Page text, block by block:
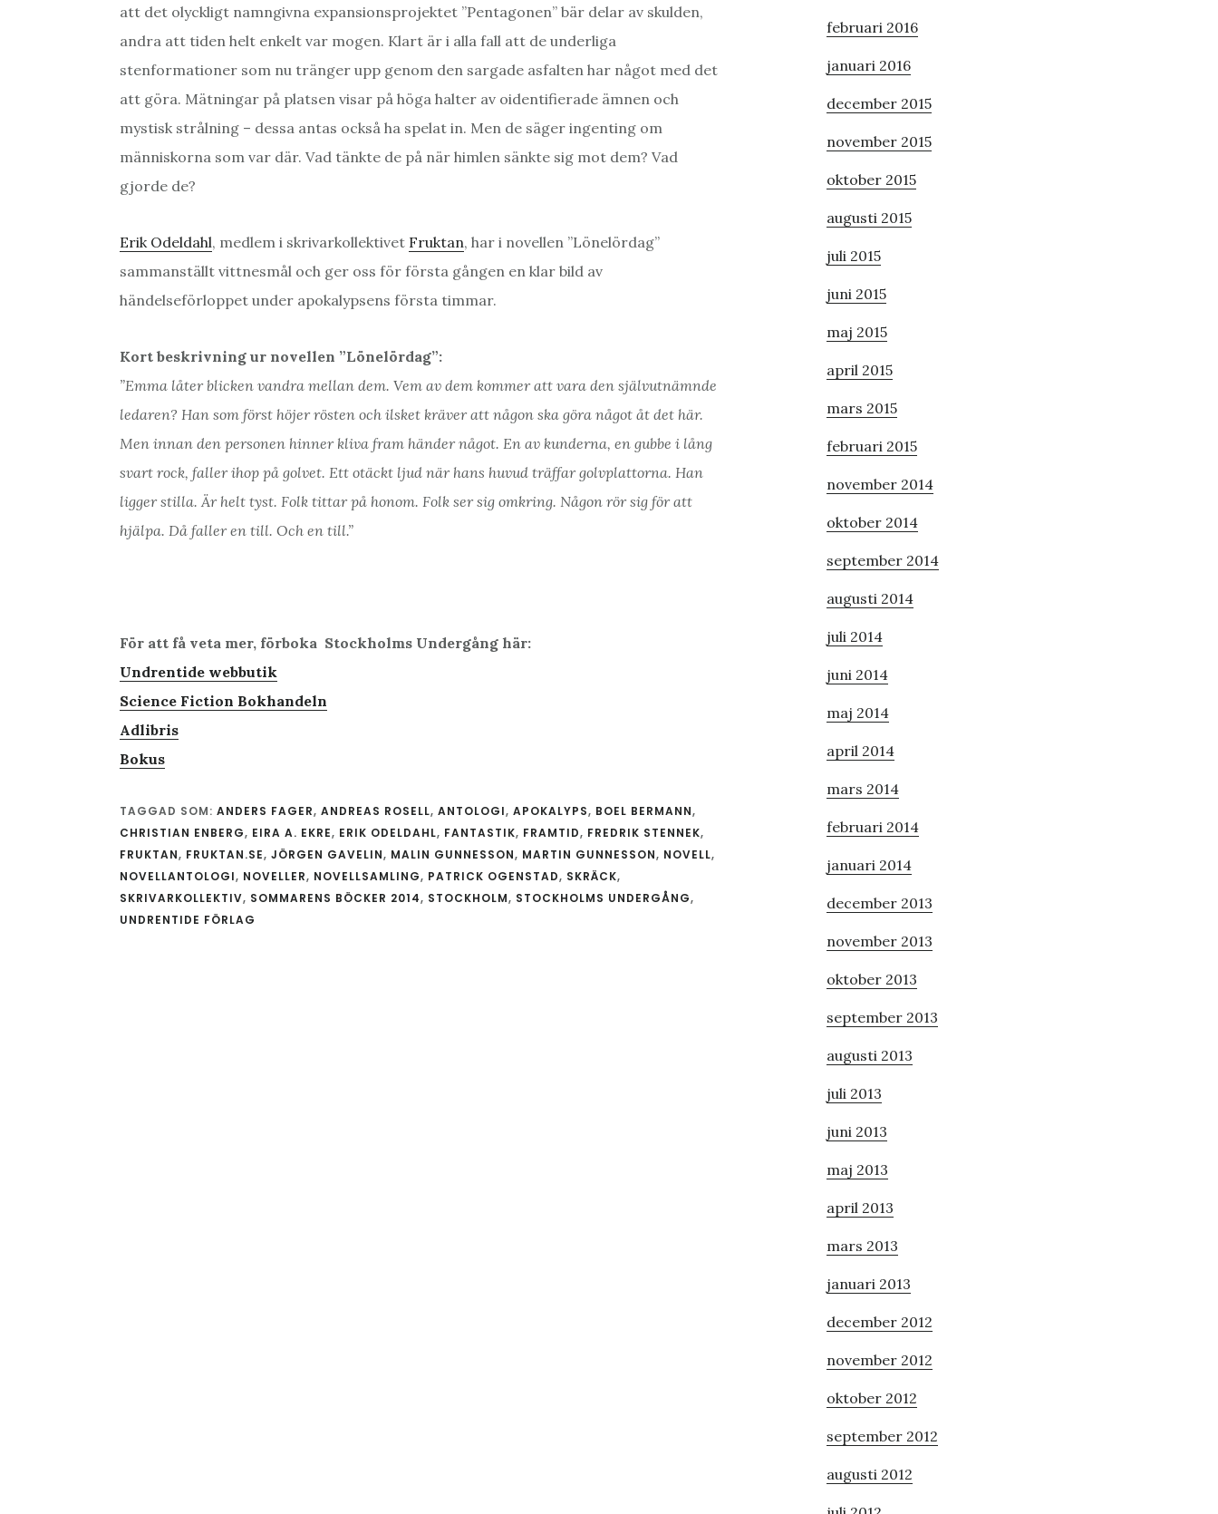
att det olyckligt namngivna expansionsprojektet ”Pentagonen” bär delar av skulden,
andra att tiden helt enkelt var mogen. Klart är i alla fall att de underliga
stenformationer som nu tränger upp genom den sargade asfalten har något med det
att göra. Mätningar på platsen visar på höga halter av oidentifierade ämnen och
mystisk strålning – dessa antas också ha spelat in. Men de säger ingenting om
människorna som var där. Vad tänkte de på när himlen sänkte sig mot dem? Vad
gjorde de?
Erik Odeldahl, medlem i skrivarkollektivet Fruktan, har i novellen ”Lönelördag”
sammanställt vittnesmål och ger oss för första gången en klar bild av
händelseförloppet under apokalypsens första timmar.
Kort beskrivning ur novellen ”Lönelördag”:
”Emma låter blicken vandra mellan dem. Vem av dem kommer att vara den självutnämnde
ledaren? Han som först höjer rösten och ilsket kräver att någon ska göra något åt det här.
Men innan den personen hinner kliva fram händer något. En av kunderna, en gubbe i lång
svart rock, faller ihop på golvet. Ett otäckt ljud när hans huvud träffar golvplattorna. Han
ligger stilla. Är helt tyst. Folk tittar på honom. Folk ser sig omkring. Någon rör sig för att
hjälpa. Då faller en till. Och en till.”
För att få veta mer, förboka Stockholms Undergång här:
Undrentide webbutik
Science Fiction Bokhandeln
Adlibris
Bokus
TAGGAD SOM: ANDERS FAGER, ANDREAS ROSELL, ANTOLOGI, APOKALYPS, BOEL BERMANN,
CHRISTIAN ENBERG, EIRA A. EKRE, ERIK ODELDAHL, FANTASTIK, FRAMTID, FREDRIK STENNEK,
FRUKTAN, FRUKTAN.SE, JÖRGEN GAVELIN, MALIN GUNNESSON, MARTIN GUNNESSON, NOVELL,
NOVELLANTOLOGI, NOVELLER, NOVELLSAMLING, PATRICK OGENSTAD, SKRÄCK,
SKRIVARKOLLEKTIV, SOMMARENS BÖCKER 2014, STOCKHOLM, STOCKHOLMS UNDERGÅNG,
UNDRENTIDE FÖRLAG
februari 2016
januari 2016
december 2015
november 2015
oktober 2015
augusti 2015
juli 2015
juni 2015
maj 2015
april 2015
mars 2015
februari 2015
november 2014
oktober 2014
september 2014
augusti 2014
juli 2014
juni 2014
maj 2014
april 2014
mars 2014
februari 2014
januari 2014
december 2013
november 2013
oktober 2013
september 2013
augusti 2013
juli 2013
juni 2013
maj 2013
april 2013
mars 2013
januari 2013
december 2012
november 2012
oktober 2012
september 2012
augusti 2012